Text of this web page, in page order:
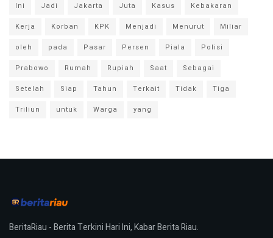
Ini
Jadi Jakarta Juta Kasus
Kebakaran
Kerja
Korban KPK Menjadi Menurut
Miliar
oleh
pada Pasar Persen Piala
Polisi
Prabowo
Rumah Rupiah Saat
Sebagai
Setelah
Siap Tahun Terkait Tidak
Tiga
Triliun
untuk Warga yang
BeritaRiau - Berita Terkini Hari Ini, Kabar Berita Riau.